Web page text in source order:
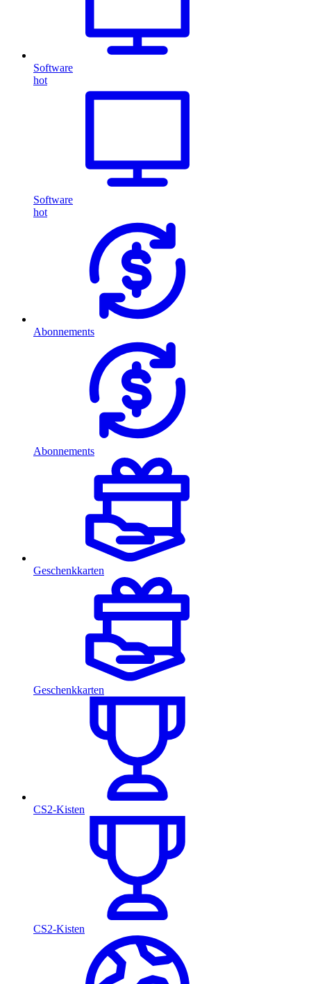
Software
hot
Software
hot
Abonnements
Abonnements
Geschenkkarten
Geschenkkarten
CS2-Kisten
CS2-Kisten